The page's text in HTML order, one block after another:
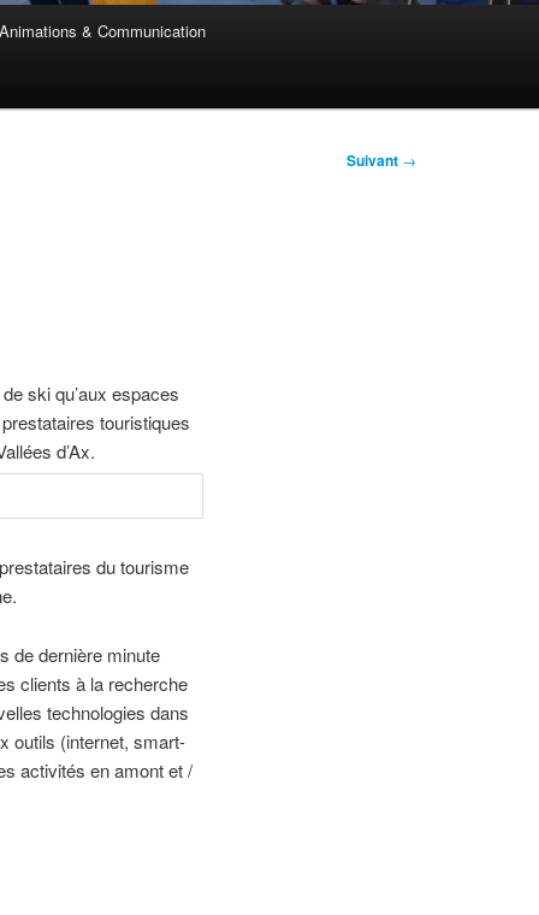
Animations & Communication
Suivant →
ski qu’aux espaces
touristiques
d’Ax.
du tourisme
de dernière minute
clients à la recherche
technologies dans
outils (internet, smart-
activités en amont et /